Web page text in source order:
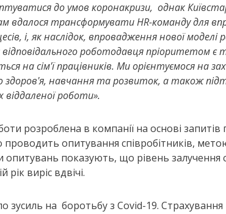
доумов коронакризи, однак
вдалося трансформувати HR-команду для
і, як наслідок, впровадження нової моделі
відповідального роботодавця пріоритетом є
на сім'ї працівників. Ми орієнтуємося на
здоров'я, навчання та розвиток, а також
роботи».
розроблена в компанії на основі запитів
проводить опитування співробітників,
показують, що рівень залучення
виріс вдвічі.
зусиль на боротьбу з Covid-19.